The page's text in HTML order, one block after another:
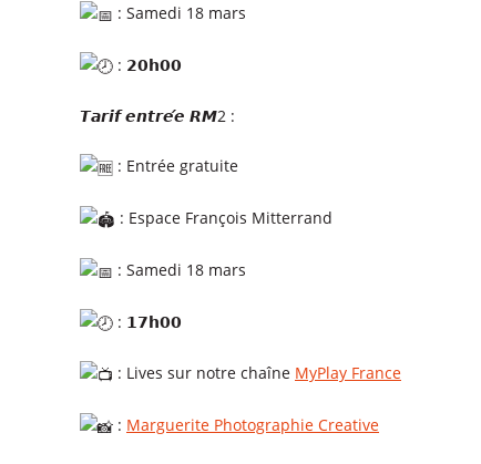
: Samedi 18 mars
: 𝟮𝟬𝗵𝟬𝟬
𝙏𝙖𝙧𝙞𝙛 𝙚𝙣𝙩𝙧𝙚́𝙚 𝙍𝙈2 :
: Entrée gratuite
: Espace François Mitterrand
: Samedi 18 mars
: 𝟭𝟳𝗵𝟬𝟬
: Lives sur notre chaîne MyPlay France
: Marguerite Photographie Creative